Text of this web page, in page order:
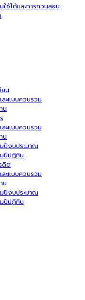
ช้ได้และการทวนสอบ
ยน
ะแบบควบรวม
น
ะแบบควบรวม
น
มปีงบประมาณ
มปีปฏิทิน
ดิต
ะแบบควบรวม
น
มปีงบประมาณ
มปีปฏิทิน